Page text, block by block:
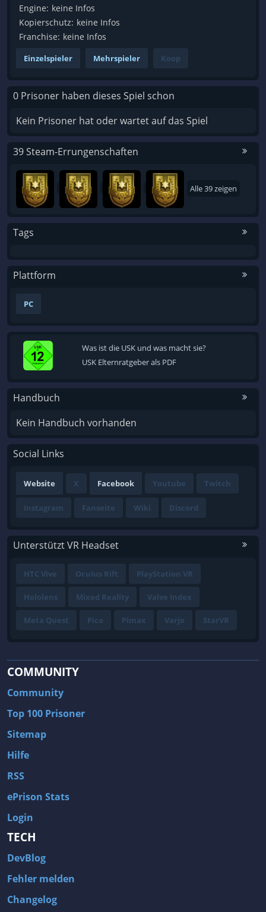
Engine: keine Infos
Kopierschutz: keine Infos
Franchise: keine Infos
Einzelspieler Mehrspieler Koop
0 Prisoner haben dieses Spiel schon
Kein Prisoner hat oder wartet auf das Spiel
39 Steam-Errungenschaften
Alle 39 zeigen
Tags
Plattform
PC
Was ist die USK und was macht sie?
USK Elternratgeber als PDF
Handbuch
Kein Handbuch vorhanden
Social Links
Website X Facebook Youtube Twitch
Instagram Fanseite Wiki Discord
Unterstützt VR Headset
HTC Vive Oculus Rift PlayStation VR
Hololens Mixed Reality Valve Index
Meta Quest Pico Pimax Varjo StarVR
COMMUNITY
Community
Top 100 Prisoner
Sitemap
Hilfe
RSS
ePrison Stats
Login
TECH
DevBlog
Fehler melden
Changelog